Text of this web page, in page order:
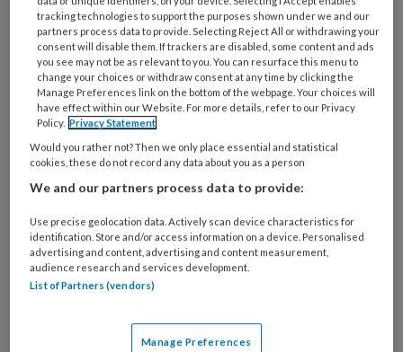
een toename van geweld.
Foto: Friends.se
tracking technologies to support the purposes shown under we and our
partners process data to provide. Selecting Reject All or withdrawing your
consent will disable them. If trackers are disabled, some content and ads
you see may not be as relevant to you. You can resurface this menu to
change your choices or withdraw consent at any time by clicking the
Manage Preferences link on the bottom of the webpage. Your choices will
have effect within our Website. For more details, refer to our Privacy
Policy. Privacy Statement
Would you rather not? Then we only place essential and statistical
cookies, these do not record any data about you as a person
We and our partners process data to provide:
Use precise geolocation data. Actively scan device characteristics for
identification. Store and/or access information on a device. Personalised
advertising and content, advertising and content measurement,
audience research and services development.
List of Partners (vendors)
Manage Preferences